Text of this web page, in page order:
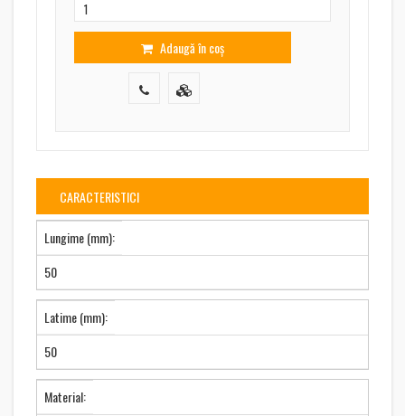
Adaugă în coș
CARACTERISTICI
Lungime (mm):
50
Latime (mm):
50
Material: